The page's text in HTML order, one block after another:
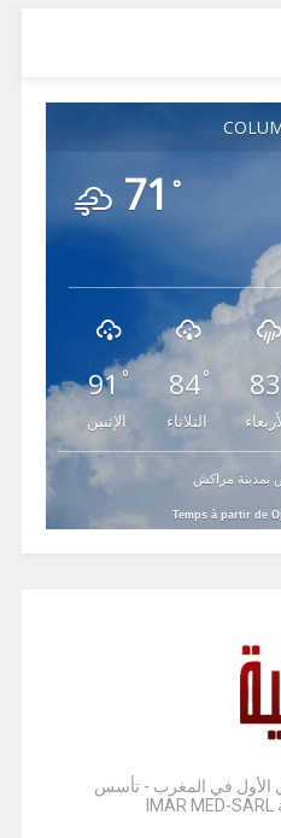
71 °
91 °
الإثنين
84°
الثلاثاء
83
مراكش
Temps à partir de
الأول في المغرب - تأسس